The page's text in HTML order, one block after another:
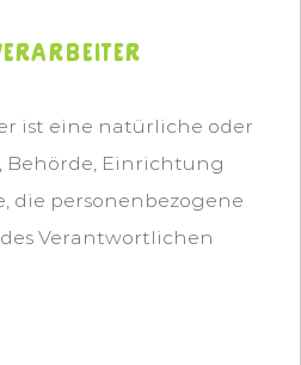
ist eine natürliche oder
Behörde, Einrichtung
die personenbezogene
Verantwortlichen